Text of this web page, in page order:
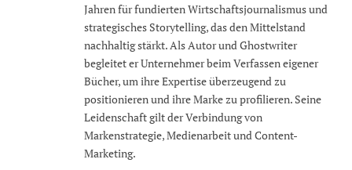
Jahren für fundierten Wirtschaftsjournalismus und
strategisches Storytelling, das den Mittelstand
nachhaltig stärkt. Als Autor und Ghostwriter
begleitet er Unternehmer beim Verfassen eigener
Bücher, um ihre Expertise überzeugend zu
positionieren und ihre Marke zu profilieren. Seine
Leidenschaft gilt der Verbindung von
Markenstrategie, Medienarbeit und Content-
Marketing.